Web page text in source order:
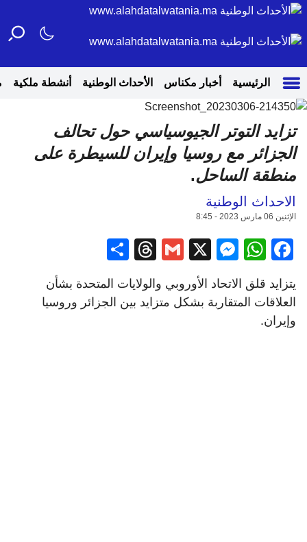
الرئيسية أخبار مكناس الأحداث الوطنية أنشطة ملكية
تزايد التوتر الجيوسياسي حول تحالف
الجزائر مع روسيا وإيران للسيطرة على
منطقة الساحل.
الاحداث الوطنية
الإثنين 06 مارس 2023 - 8:45
Facebook
WhatsApp
Messenger
X
Gmail
Threads
يتزايد قلق الاتحاد الأوروبي والولايات المتحدة بشأن
العلاقات المتقاربة بشكل متزايد بين الجزائر وروسيا
وإيران.